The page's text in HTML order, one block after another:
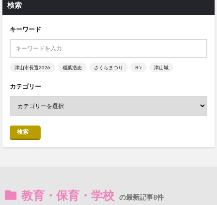
検索
キーワード
津山市長選2026 稲葉浩志 さくらまつり B’z 津山城
カテゴリー
検索
教育・保育・学校 の最新記事8件